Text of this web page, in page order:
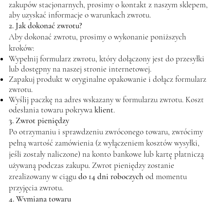
zakupów stacjonarnych, prosimy o kontakt z naszym sklepem,
aby uzyskać informacje o warunkach zwrotu.
2. Jak dokonać zwrotu?
Aby dokonać zwrotu, prosimy o wykonanie poniższych
kroków:
Wypełnij formularz zwrotu, który dołączony jest do przesyłki
lub dostępny na naszej stronie internetowej.
Zapakuj produkt w oryginalne opakowanie i dołącz formularz
zwrotu.
Wyślij paczkę na adres wskazany w formularzu zwrotu. Koszt
odesłania towaru pokrywaklient.
3. Zwrot pieniędzy
Po otrzymaniu i sprawdzeniu zwróconego towaru, zwrócimy
pełną wartość zamówienia (z wyłączeniem kosztów wysyłki,
jeśli zostały naliczone) na konto bankowe lub kartę płatniczą
używaną podczas zakupu. Zwrot pieniędzy zostanie
zrealizowany w ciągudo 14 dni roboczych od momentu
przyjęcia zwrotu.
4. Wymiana towaru